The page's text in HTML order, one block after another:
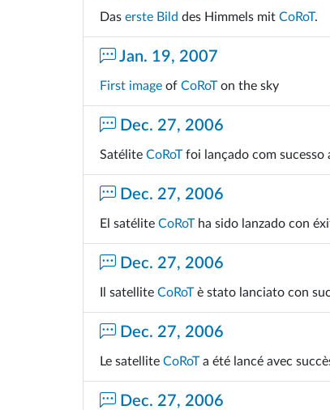
Das erste Bild des Himmels mit CoRoT.
Jan. 19, 2007
First image of CoRoTon the sky
Dec. 27, 2006
Satélite CoRoTfoi lançado com sucesso
Dec. 27, 2006
El satélite CoRoTha sido lanzado con
Dec. 27, 2006
Il satellite CoRoTè stato lanciato con
Dec. 27, 2006
Le satellite CoRoTa été lancé avec
Dec. 27, 2006